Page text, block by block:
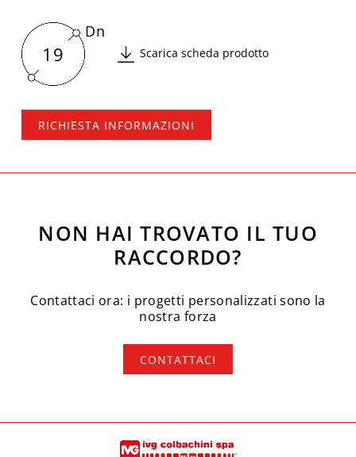
19
Dn
Scarica scheda prodotto
RICHIESTA INFORMAZIONI
NON HAI TROVATO IL TUO
RACCORDO?
Contattaci ora: i progetti personalizzati sono la
nostra forza
CONTATTACI